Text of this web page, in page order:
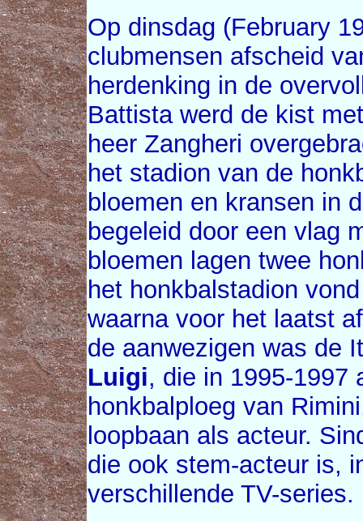
Op dinsdag (February
clubmensen afscheid
herdenking in de
Battista werd de kist
heer Zangheri
het stadion van de
bloemen en kransen in
begeleid door een vlag
bloemen lagen twee
het honkbalstadion
waarna voor het laatst
de aanwezigen was de
Luigi, die in 1995-1997
honkbalploeg van
loopbaan als acteur.
die ook stem-acteur is,
verschillende TV-series.